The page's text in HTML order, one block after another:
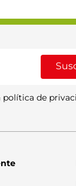
política de